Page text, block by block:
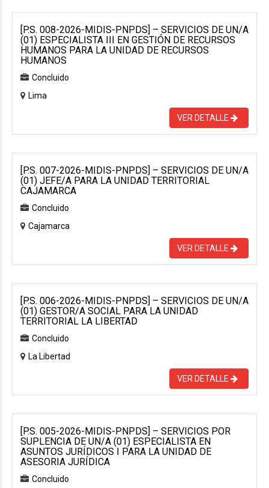
[P.S. 008-2026-MIDIS-PNPDS] – SERVICIOS DE UN/A
(01) ESPECIALISTA III EN GESTIÓN DE RECURSOS
HUMANOS PARA LA UNIDAD DE RECURSOS
HUMANOS
Concluido
Lima
VER DETALLE
[P.S. 007-2026-MIDIS-PNPDS] – SERVICIOS DE UN/A
(01) JEFE/A PARA LA UNIDAD TERRITORIAL
CAJAMARCA
Concluido
Cajamarca
VER DETALLE
[P.S. 006-2026-MIDIS-PNPDS] – SERVICIOS DE UN/A
(01) GESTOR/A SOCIAL PARA LA UNIDAD
TERRITORIAL LA LIBERTAD
Concluido
La Libertad
VER DETALLE
[P.S. 005-2026-MIDIS-PNPDS] – SERVICIOS POR
SUPLENCIA DE UN/A (01) ESPECIALISTA EN
ASUNTOS JURÍDICOS I PARA LA UNIDAD DE
ASESORIA JURÍDICA
Concluido